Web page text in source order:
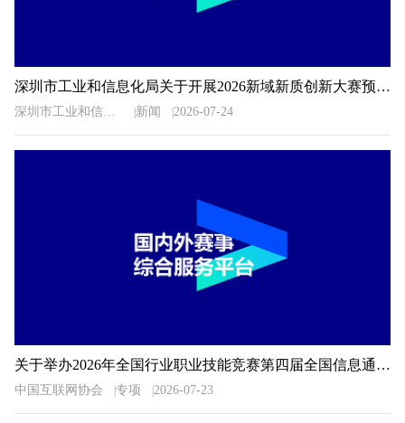
深圳市工业和信息化局关于开展2026新域新质创新大赛预选推荐工作的通知
深圳市工业和信息化局 新闻 2026-07-24
关于举办2026年全国行业职业技能竞赛第四届全国信息通信和互联网行业职业技能竞赛的通知
中国互联网协会 专项 2026-07-23